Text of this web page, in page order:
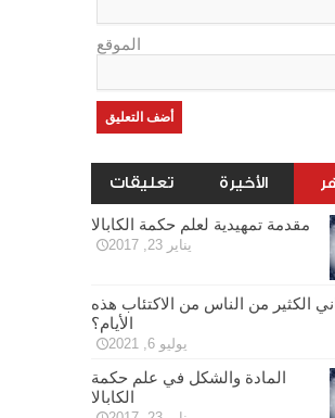
الموقع
الأخيرة تعليقات
مقدمة تمهيدية لعلم حكمة الكابالا
يناير 23, 2017
الكثير من الناس من الاكتئاب هذه
الأيام؟
يوليو 6, 2021
المادة والشكل في علم حكمة
الكابالا